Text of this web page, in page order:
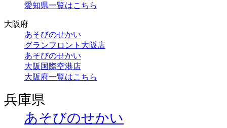
愛知県一覧はこちら
大阪府
あそびのせかい
グランフロント大阪店
あそびのせかい
大阪国際空港店
大阪府一覧はこちら
兵庫県
あそびのせかい